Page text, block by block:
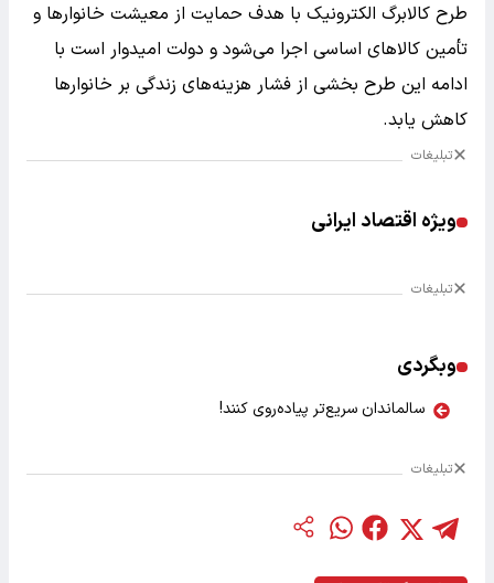
طرح کالابرگ الکترونیک با هدف حمایت از معیشت خانوارها و
تأمین کالاهای اساسی اجرا می‌شود و دولت امیدوار است با
ادامه این طرح بخشی از فشار هزینه‌های زندگی بر خانوارها
کاهش یابد.
تبلیغات
ویژه اقتصاد ایرانی
تبلیغات
وبگردی
سالماندان سریع‌تر پیاده‌روی کنند!
تبلیغات